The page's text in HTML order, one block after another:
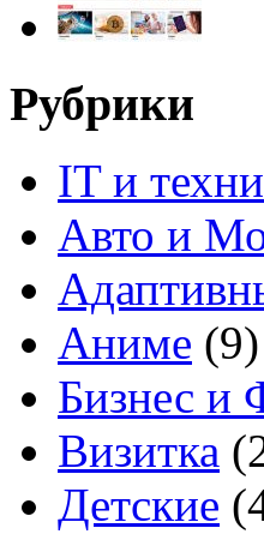
Рубрики
IT и
Авто и
Аниме (9)
Бизнес и
Визитка
Детские